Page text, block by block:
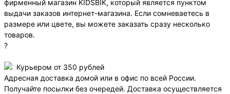
фирменный магазин KIDSBIK, который является пунктом
выдачи заказов интернет-магазина. Если сомневаетесь в
размере или цвете, вы можете заказать сразу несколько
товаров.
?
Курьером от 350 рублей
Адресная доставка домой или в офис по всей России.
Получайте посылки без очередей. Доставка осуществляется